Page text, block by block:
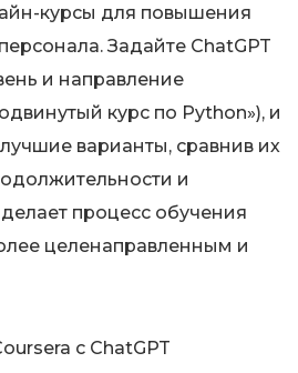
курсы для повышения
Задайте ChatGPT
и направление
курс по Python»), и
варианты, сравнив их
и
процесс обучения
целенаправленным и